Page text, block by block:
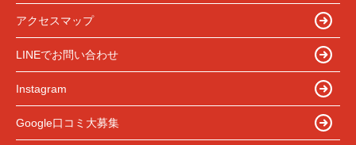
アクセスマップ
LINEでお問い合わせ
Instagram
Google口コミ大募集